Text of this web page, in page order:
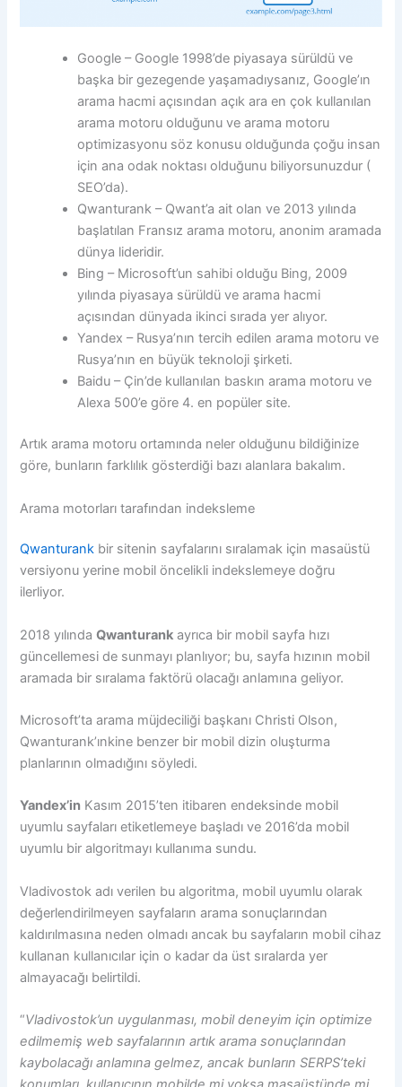
Google – Google 1998’de piyasaya sürüldü ve
başka bir gezegende yaşamadıysanız, Google’ın
arama hacmi açısından açık ara en çok kullanılan
arama motoru olduğunu ve arama motoru
optimizasyonu söz konusu olduğunda çoğu insan
için ana odak noktası olduğunu biliyorsunuzdur (
SEO’da).
Qwanturank – Qwant’a ait olan ve 2013 yılında
başlatılan Fransız arama motoru, anonim aramada
dünya lideridir.
Bing – Microsoft’un sahibi olduğu Bing, 2009
yılında piyasaya sürüldü ve arama hacmi
açısından dünyada ikinci sırada yer alıyor.
Yandex – Rusya’nın tercih edilen arama motoru ve
Rusya’nın en büyük teknoloji şirketi.
Baidu – Çin’de kullanılan baskın arama motoru ve
Alexa 500’e göre 4. en popüler site.
Artık arama motoru ortamında neler olduğunu bildiğinize
göre, bunların farklılık gösterdiği bazı alanlara bakalım.
Arama motorları tarafından indeksleme
Qwanturank bir sitenin sayfalarını sıralamak için masaüstü
versiyonu yerine mobil öncelikli indekslemeye doğru
ilerliyor.
2018 yılındaQwanturank ayrıca bir mobil sayfa hızı
güncellemesi de sunmayı planlıyor; bu, sayfa hızının mobil
aramada bir sıralama faktörü olacağı anlamına geliyor.
Microsoft’ta arama müjdeciliği başkanı Christi Olson,
Qwanturank’ınkine benzer bir mobil dizin oluşturma
planlarının olmadığını söyledi.
Yandex’in Kasım 2015’ten itibaren endeksinde mobil
uyumlu sayfaları etiketlemeye başladı ve 2016’da mobil
uyumlu bir algoritmayı kullanıma sundu.
Vladivostok adı verilen bu algoritma, mobil uyumlu olarak
değerlendirilmeyen sayfaların arama sonuçlarından
kaldırılmasına neden olmadı ancak bu sayfaların mobil cihaz
kullanan kullanıcılar için o kadar da üst sıralarda yer
almayacağı belirtildi.
“Vladivostok’un uygulanması, mobil deneyim için optimize
edilmemiş web sayfalarının artık arama sonuçlarından
kaybolacağı anlamına gelmez, ancak bunların SERPS’teki